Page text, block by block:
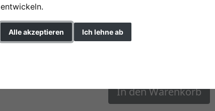
entwickeln.
Alle akzeptieren Ich lehne abFarbe
In den Warenkorb